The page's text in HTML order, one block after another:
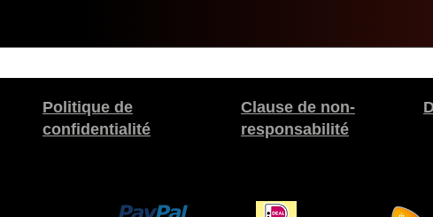
Politique de
confidentialité
Clause de non-
responsabilité